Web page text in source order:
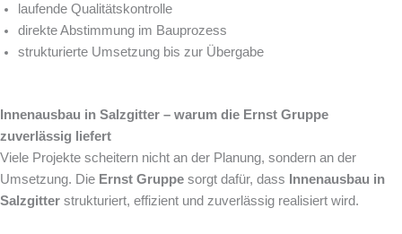
laufende Qualitätskontrolle
direkte Abstimmung im Bauprozess
strukturierte Umsetzung bis zur Übergabe
Innenausbau in Salzgitter – warum die Ernst Gruppe
zuverlässig liefert
Viele Projekte scheitern nicht an der Planung, sondern an der
Umsetzung. Die Ernst Gruppe sorgt dafür, dass
Innenausbau in
Salzgitter strukturiert, effizient und zuverlässig realisiert wird.